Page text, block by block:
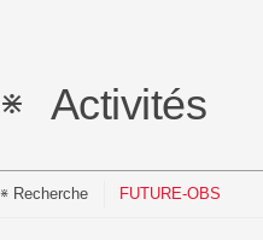
Activités
Recherche FUTURE-OBS